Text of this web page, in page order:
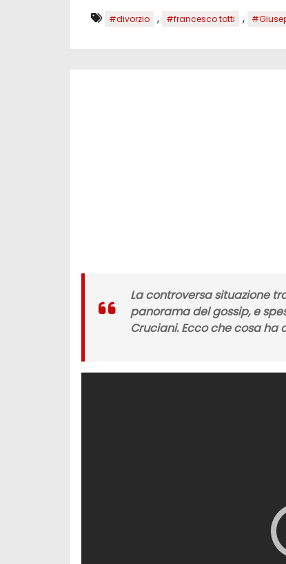
#divorzio , #francesco totti ,
La controversa situazione
panorama del gossip, e
Cruciani. Ecco che cosa ha